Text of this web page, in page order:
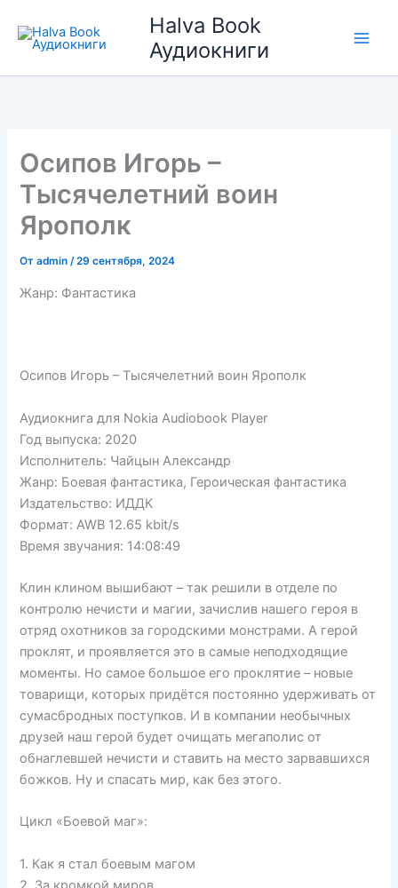
содержимому
Halva Book
Аудиокниги
Осипов Игорь –
Тысячелетний воин
Ярополк
Отadmin/29 сентября, 2024
Жанр: Фантастика
Осипов Игорь – Тысячелетний воин Ярополк
Аудиокнига для Nokia Audiobook Player
Год выпуска: 2020
Исполнитель: Чайцын Александр
Жанр: Боевая фантастика, Героическая фантастика
Издательство: ИДДК
Формат: AWB 12.65 kbit/s
Время звучания: 14:08:49
Клин клином вышибают – так решили в отделе по
контролю нечисти и магии, зачислив нашего героя в
отряд охотников за городскими монстрами. А герой
проклят, и проявляется это в самые неподходящие
моменты. Но самое большое его проклятие – новые
товарищи, которых придётся постоянно удерживать от
сумасбродных поступков. И в компании необычных
друзей наш герой будет очищать мегаполис от
обнаглевшей нечисти и ставить на место зарвавшихся
божков. Ну и спасать мир, как без этого.
Цикл «Боевой маг»:
1. Как я стал боевым магом